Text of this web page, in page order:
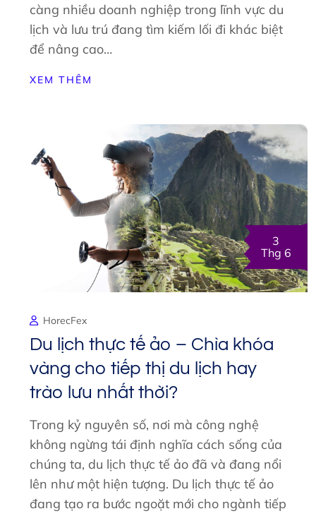
càng nhiều doanh nghiệp trong lĩnh vực du
lịch và lưu trú đang tìm kiếm lối đi khác biệt
để nâng cao…
XEM THÊM
3
Thg 6
HorecFex
Du lịch thực tế ảo – Chìa khóa
vàng cho tiếp thị du lịch hay
trào lưu nhất thời?
Trong kỷ nguyên số, nơi mà công nghệ
không ngừng tái định nghĩa cách sống của
chúng ta, du lịch thực tế ảo đã và đang nổi
lên như một hiện tượng. Du lịch thực tế ảo
đang tạo ra bước ngoặt mới cho ngành tiếp